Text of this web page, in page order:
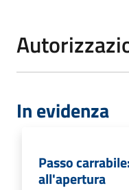
In evidenza
Passo
all'apertura